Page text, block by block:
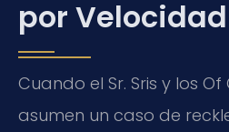
por Velocidad
Cuando el Sr. Sris y los
asumen un caso de